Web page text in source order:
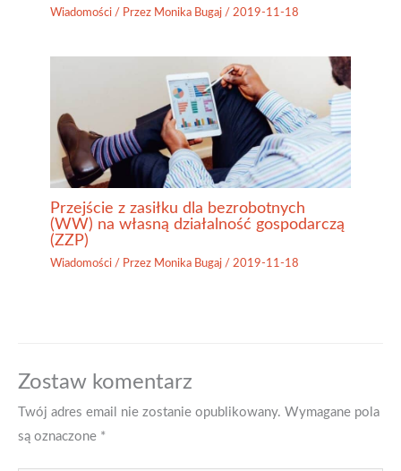
Wiadomości / Przez Monika Bugaj / 2019-11-18
Przejście z zasiłku dla bezrobotnych
(WW) na własną działalność gospodarczą
(ZZP)
Wiadomości / Przez Monika Bugaj / 2019-11-18
Zostaw komentarz
Twój adres email nie zostanie opublikowany. Wymagane pola
są oznaczone *